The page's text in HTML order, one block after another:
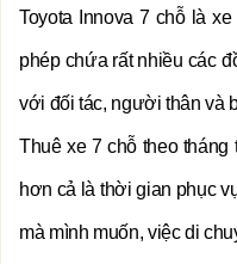
Toyota Innova 7 chỗ là
phép chứa rất nhiều các
với đối tác, người thân và
Thuê xe 7 chỗ theo
hơn cả là thời gian phục
mà mình muốn, việc di